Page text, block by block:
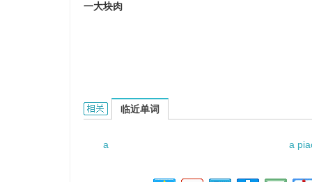
一大块肉
a chunk of meat的相关资料：
临近单词
a a